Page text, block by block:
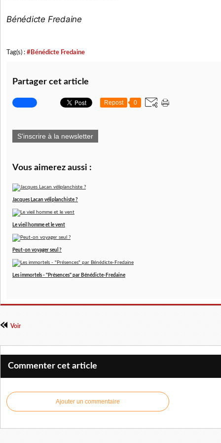
Bénédicte Fredaine
Tag(s) : #Bénédicte Fredaine
Partager cet article
Repost 0
S'inscrire à la newsletter
Vous aimerez aussi :
Jacques Lacan véliplanchiste ?
Le vieil homme et le vent
Peut-on voyager seul ?
Les immortels - "Présences" par Bénédicte-Fredaine
Voir
Commenter cet article
Ajouter un commentaire